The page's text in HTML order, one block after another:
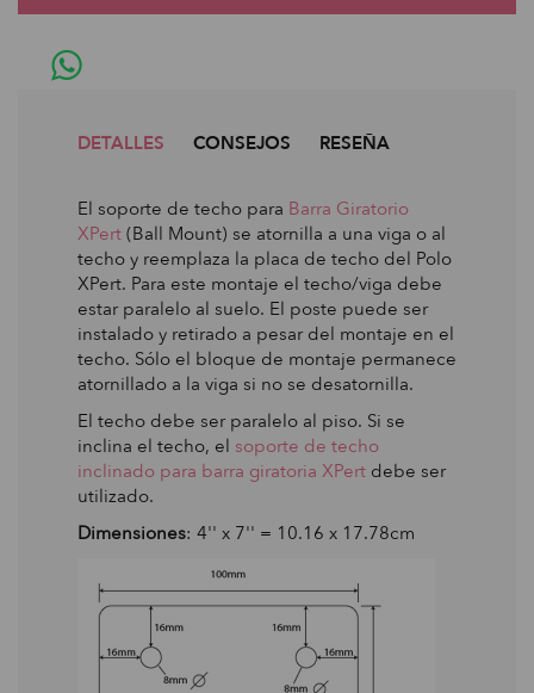
DETALLES CONSEJOS RESEÑA
El soporte de techo para Barra Giratorio
XPert (Ball Mount) se atornilla a una viga o al
techo y reemplaza la placa de techo del Polo
XPert. Para este montaje el techo/viga debe
estar paralelo al suelo. El poste puede ser
instalado y retirado a pesar del montaje en el
techo. Sólo el bloque de montaje permanece
atornillado a la viga si no se desatornilla.
El techo debe ser paralelo al piso. Si se
inclina el techo, el soporte de techo
inclinado para barra giratoria XPert debe ser
utilizado.
Dimensiones: 4'' x 7'' = 10.16 x 17.78cm